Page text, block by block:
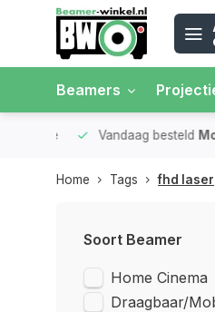
Beamers
Vandaag besteld
Home Tags fhd laser
Soort Beamer
Home Cinema
Draagbaar/